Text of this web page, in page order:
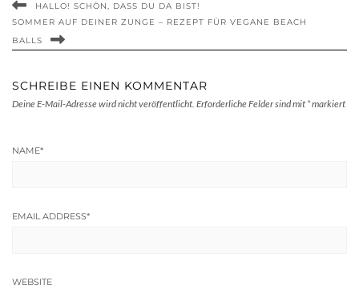
HALLO! SCHÖN, DASS DU DA BIST!
SOMMER AUF DEINER ZUNGE – REZEPT FÜR VEGANE BEACH
BALLS
SCHREIBE EINEN KOMMENTAR
Deine E-Mail-Adresse wird nicht veröffentlicht. Erforderliche Felder sind mit *markiert
NAME*
EMAIL ADDRESS*
WEBSITE